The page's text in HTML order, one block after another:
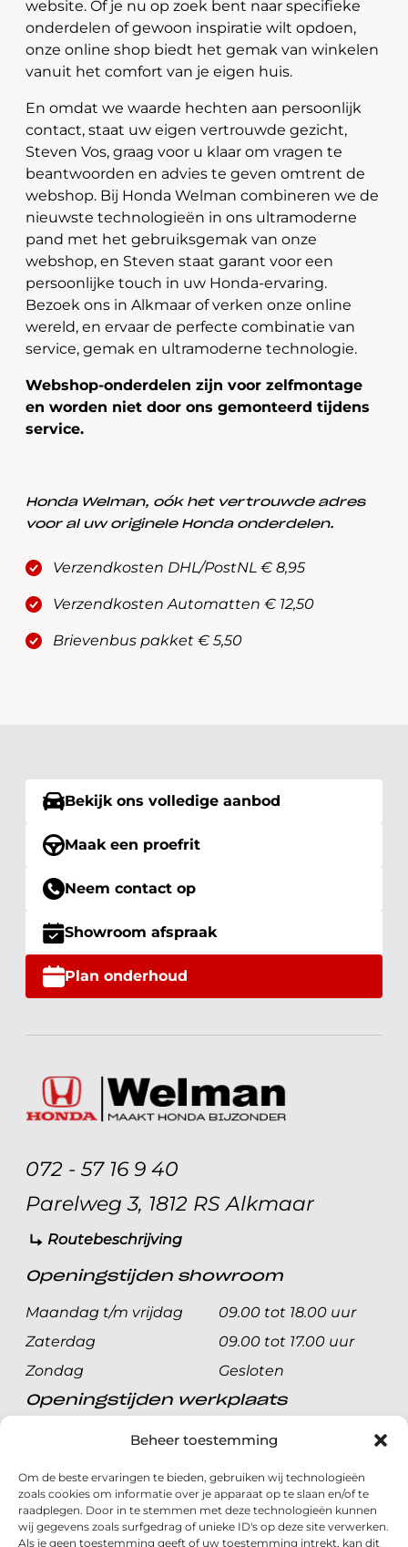
Beheer toestemming
Om de beste ervaringen te bieden, gebruiken wij technologieën
zoals cookies om informatie over je apparaat op te slaan en/of te
raadplegen. Door in te stemmen met deze technologieën kunnen
wij gegevens zoals surfgedrag of unieke ID's op deze site verwerken.
Als je geen toestemming geeft of uw toestemming intrekt, kan dit
website. Of je nu op zoek bent naar specifieke
onderdelen of gewoon inspiratie wilt opdoen,
onze online shop biedt het gemak van winkelen
vanuit het comfort van je eigen huis.
En omdat we waarde hechten aan persoonlijk
contact, staat uw eigen vertrouwde gezicht,
Steven Vos, graag voor u klaar om vragen te
beantwoorden en advies te geven omtrent de
webshop. Bij Honda Welman combineren we de
nieuwste technologieën in ons ultramoderne
pand met het gebruiksgemak van onze
webshop, en Steven staat garant voor een
persoonlijke touch in uw Honda-ervaring.
Bezoek ons in Alkmaar of verken onze online
wereld, en ervaar de perfecte combinatie van
service, gemak en ultramoderne technologie.
Webshop-onderdelen zijn voor zelfmontage
en worden niet door ons gemonteerd tijdens
service.
Honda Welman, oók het vertrouwde adres
voor al uw originele Honda onderdelen.
Verzendkosten DHL/PostNL € 8,95
Verzendkosten Automatten € 12,50
Brievenbus pakket € 5,50
Bekijk ons volledige aanbod
Maak een proefrit
Neem contact op
Showroom afspraak
Plan onderhoud
072 - 57 16 9 40
Parelweg 3, 1812 RS Alkmaar
Routebeschrijving
Openingstijden showroom
Maandag t/m vrijdag
09.00 tot 18.00 uur
Zaterdag
09.00 tot 17.00 uur
Zondag
Gesloten
Openingstijden werkplaats
Maandag t/m vrijdag
08.00 tot 17.00 uur
Zondag
Gesloten
Volg ons